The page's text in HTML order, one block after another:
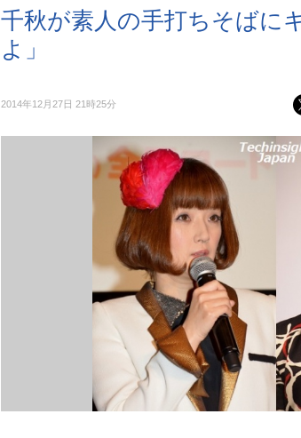
千秋が素人の手打ちそばに
よ」
2014年12月27日 21時25分